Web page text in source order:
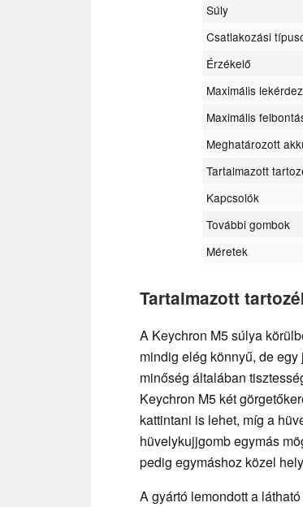
Súly
Csatlakozási
Érzékelő
Maximális
Maximális
Meghatározott
Tartalmazott
Kapcsolók
További gombok
Méretek
Tartalmazott
A Keychron M5 súlya
mindig elég könnyű, de
minőség általában
Keychron M5 két
kattintani is lehet, míg a
hüvelykujjgomb egymás
pedig egymáshoz közel
A gyártó lemondott a